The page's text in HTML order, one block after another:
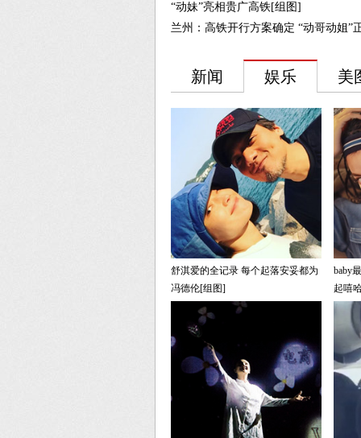
“动妹”亮相贵广高铁[组图]
兰州：高铁开行方案确定 “动哥动姐”